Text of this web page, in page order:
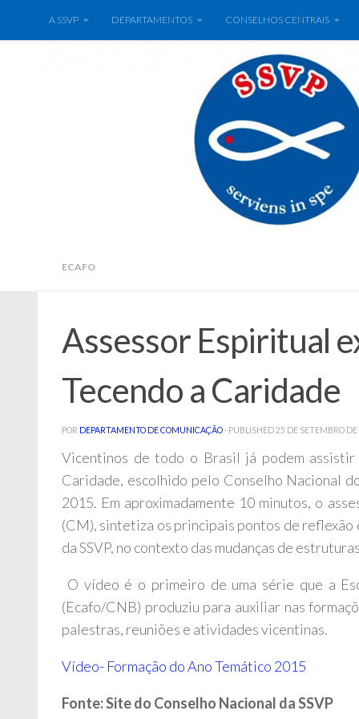
A SSVP DEPARTAMENTOS CONSELHOS CENTRAIS
ECAFO
Assessor Espiritual
Tecendo a Caridade
POR DEPARTAMENTO DE COMUNICAÇÃO · PUBLISHED25 DE SETEMBRO
Vicentinos de todo o Brasil já podem
Caridade, escolhido pelo Conselho Nacional
2015. Em aproximadamente 10 minutos, o
(CM), sintetiza os principais pontos de
da SSVP, no contexto das mudanças de
O vídeo é o primeiro de uma série que a
(Ecafo/CNB) produziu para auxiliar nas
palestras, reuniões e atividades vicentinas.
Vídeo- Formação do Ano Temático 2015
Fonte: Site do Conselho Nacional da SSVP